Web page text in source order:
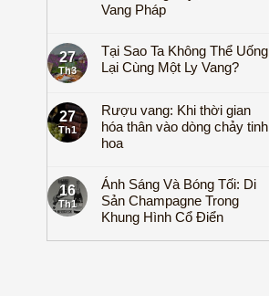
Vang Pháp
27
Th3
Tại Sao Ta Không Thể Uống
Lại Cùng Một Ly Vang?
27
Th1
Rượu vang: Khi thời gian
hóa thân vào dòng chảy tinh
hoa
16
Th1
Ánh Sáng Và Bóng Tối: Di
Sản Champagne Trong
Khung Hình Cổ Điển